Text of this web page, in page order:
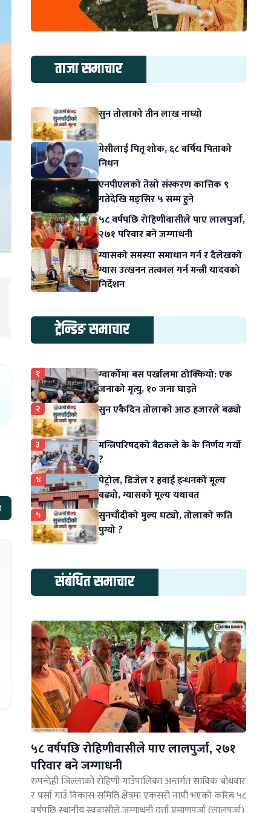
ताजा समाचार
सुन तोलाको तीन लाख नाघ्यो
मेसीलाई पितृ शोक, ६८ बर्षिय पिताको
निधन
एनपीएलको तेस्रो संस्करण कात्तिक ९
गतेदेखि मङ्सिर ५ सम्म हुने
५८ वर्षपछि रोहिणीवासीले पाए लालपुर्जा,
२७१ परिवार बने जग्गाधनी
ग्यासको समस्या समाधान गर्न र दैलेखको
ग्यास उत्खनन तत्काल गर्न मन्त्री यादवको
निर्देशन
ट्रेन्डिङ समाचार
१
ग्वार्कोमा बस पर्खालमा ठोक्कियो: एक
जनाको मृत्यु, १० जना घाइते
२ सुन एकैदिन तोलाको आठ हजारले बढ्यो
३
मन्त्रिपरिषदको बैठकले के के निर्णय गर्यो
?
४
पेट्रोल, डिजेल र हवाई इन्धनको मूल्य
बढ्यो, ग्यासको मूल्य यथावत
५
सुनचाँदीको मुल्य घट्यो, तोलाको कति
पुग्यो ?
संबंधित समाचार
५८ वर्षपछि रोहिणीवासीले पाए लालपुर्जा, २७१
परिवार बने जग्गाधनी
रुपन्देही जिल्लाको रोहिणी गाउँपालिका अन्तर्गत साविक बोधवार
र पर्सा गाउँ विकास समिति क्षेत्रमा एकसरो नापी भएको करिब ५८